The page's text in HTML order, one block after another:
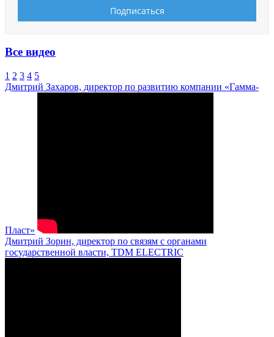
Все видео
1 2 3 4 5
Дмитрий Захаров, директор по развитию компании «Гамма-
Пласт»
Дмитрий Зорин, директор по связям с органами
государственной власти, TDM ELECTRIC